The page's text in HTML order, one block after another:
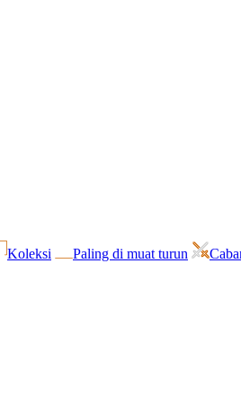
Koleksi Paling di muat turun